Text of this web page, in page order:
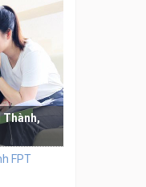
Thành,
FPT